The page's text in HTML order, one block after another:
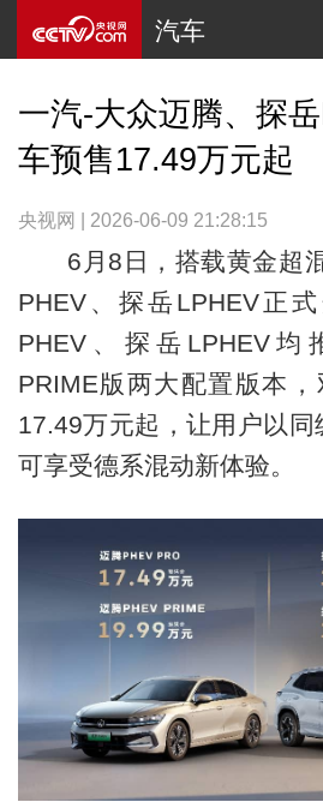
汽车
一汽-大众迈腾、探
车预售17.49万元起
央视网 | 2026-06-09 21:28:15
6月8日，搭载黄金超
PHEV、探岳LPHEV正
PHEV、探岳LPHEV均
PRIME版两大配置版本
17.49万元起，让用户以
可享受德系混动新体验。